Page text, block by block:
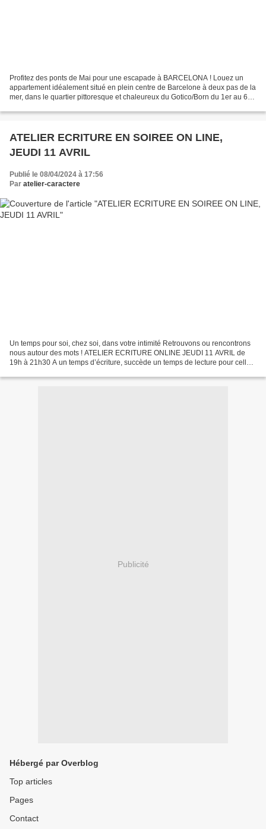
Profitez des ponts de Mai pour une escapade à BARCELONA ! Louez un
appartement idéalement situé en plein centre de Barcelone à deux pas de la
mer, dans le quartier pittoresque et chaleureux du Gotico/Born du 1er au 6
ATELIER ECRITURE EN SOIREE ON LINE,
JEUDI 11 AVRIL
Publié le 08/04/2024 à 17:56
Par atelier-caractere
Un temps pour soi, chez soi, dans votre intimité Retrouvons ou rencontrons
nous autour des mots ! ATELIER ECRITURE ONLINE JEUDI 11 AVRIL de
19h à 21h30 A un temps d’écriture, succède un temps de lecture pour celles
Publicité
Hébergé par Overblog
Top articles
Pages
Contact